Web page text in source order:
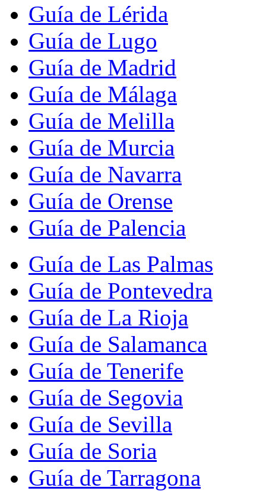
Guía de Lérida
Guía de Lugo
Guía de Madrid
Guía de Málaga
Guía de Melilla
Guía de Murcia
Guía de Navarra
Guía de Orense
Guía de Palencia
Guía de Las Palmas
Guía de Pontevedra
Guía de La Rioja
Guía de Salamanca
Guía de Tenerife
Guía de Segovia
Guía de Sevilla
Guía de Soria
Guía de Tarragona